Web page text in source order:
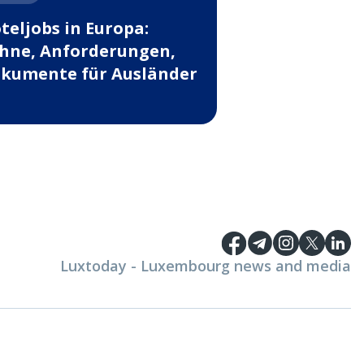
in Europa:
Anforderungen,
für Ausländer
Luxtoday - Luxembourg news and media